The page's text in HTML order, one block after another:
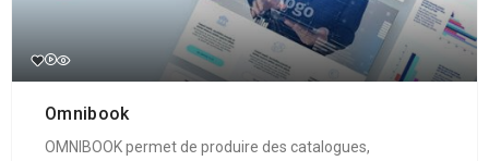
Omnibook
OMNIBOOK permet de produire des catalogues,